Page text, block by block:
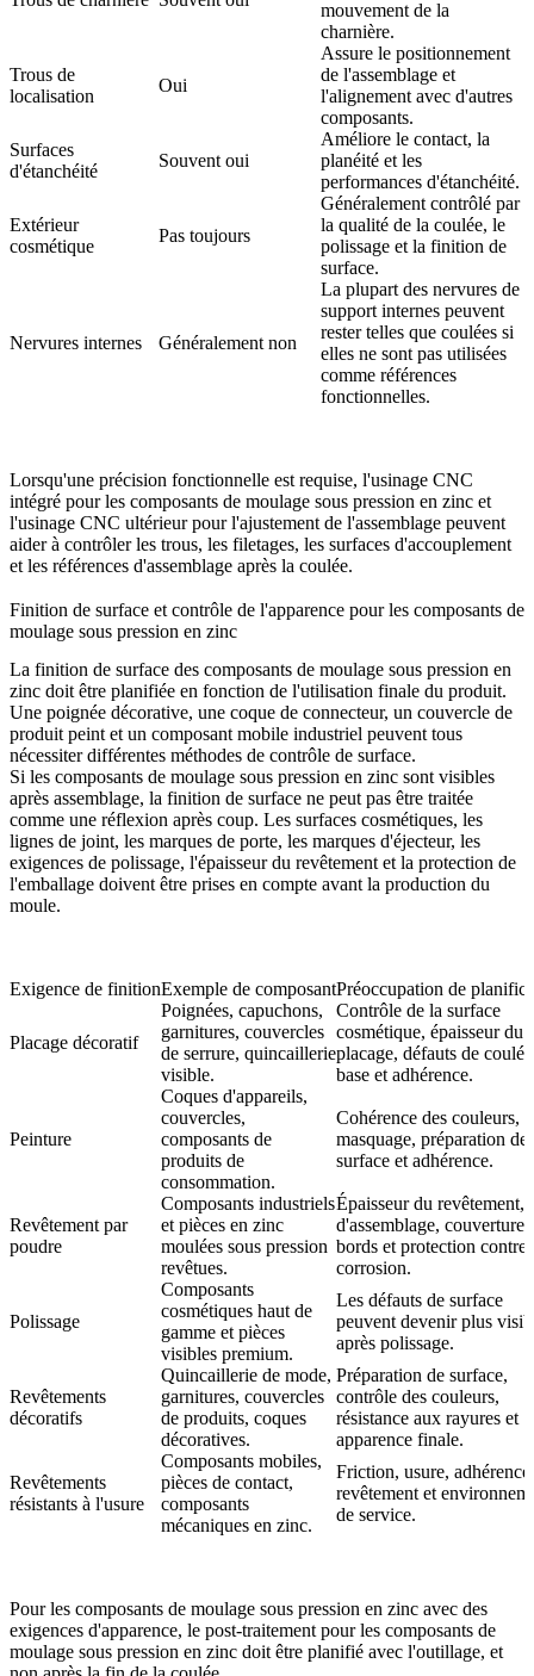
mouvement de la
charnière.
Trous de
localisation
Oui
Assure le positionnement
de l'assemblage et
l'alignement avec d'autres
composants.
Surfaces
d'étanchéité
Souvent oui
Améliore le contact, la
planéité et les
performances d'étanchéité.
Extérieur
cosmétique
Pas toujours
Généralement contrôlé par
la qualité de la coulée, le
polissage et la finition de
surface.
Nervures internes Généralement non
La plupart des nervures de
support internes peuvent
rester telles que coulées si
elles ne sont pas utilisées
comme références
fonctionnelles.
Lorsqu'une précision fonctionnelle est requise, l'usinage CNC
intégré pour les composants de moulage sous pression en zinc et
l'usinage CNC ultérieur pour l'ajustement de l'assemblage peuvent
aider à contrôler les trous, les filetages, les surfaces d'accouplement
et les références d'assemblage après la coulée.
Finition de surface et contrôle de l'apparence pour les composants de
moulage sous pression en zinc
La finition de surface des composants de moulage sous pression en
zinc doit être planifiée en fonction de l'utilisation finale du produit.
Une poignée décorative, une coque de connecteur, un couvercle de
produit peint et un composant mobile industriel peuvent tous
nécessiter différentes méthodes de contrôle de surface.
Si les composants de moulage sous pression en zinc sont visibles
après assemblage, la finition de surface ne peut pas être traitée
comme une réflexion après coup. Les surfaces cosmétiques, les
lignes de joint, les marques de porte, les marques d'éjecteur, les
exigences de polissage, l'épaisseur du revêtement et la protection de
l'emballage doivent être prises en compte avant la production du
moule.
Exigence de finitionExemple de composantPréoccupation de
Placage décoratif
Poignées, capuchons,
garnitures, couvercles
de serrure, quincaillerie
visible.
Contrôle de la surface
cosmétique, épaisseur du
placage, défauts de
base et adhérence.
Peinture
Coques d'appareils,
couvercles,
composants de
produits de
consommation.
Cohérence des couleurs,
masquage, préparation de
surface et adhérence.
Revêtement par
poudre
Composants industriels
et pièces en zinc
moulées sous pression
revêtues.
Épaisseur du revêtement,
d'assemblage, couverture
bords et protection contre
corrosion.
Polissage
Composants
cosmétiques haut de
gamme et pièces
visibles premium.
Les défauts de surface
peuvent devenir plus
après polissage.
Revêtements
décoratifs
Quincaillerie de mode,
garnitures, couvercles
de produits, coques
décoratives.
Préparation de surface,
contrôle des couleurs,
résistance aux rayures et
apparence finale.
Revêtements
résistants à l'usure
Composants mobiles,
pièces de contact,
composants
mécaniques en zinc.
Friction, usure,
revêtement et
de service.
Pour les composants de moulage sous pression en zinc avec des
exigences d'apparence, le post-traitement pour les composants de
moulage sous pression en zinc doit être planifié avec l'outillage, et